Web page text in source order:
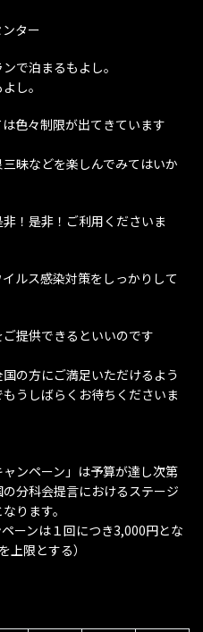
ター
で泊まるもよし。
し。
色々制限が出てきています
昧などを楽しんでみてはいか
！是非！ご利用くださいま
ルス感染対策をしっかりして
提供できるといいのです
の方にご満足いただけるよう
うしばらくお待ちくださいま
ンペーン」は予算が達し次第
分科会提言におけるステージ
ります。
ーンは１回につき3,000円とな
上限とする）